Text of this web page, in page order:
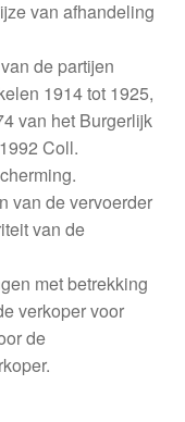
van afhandeling
de partijen
1914 tot 1925,
van het Burgerlijk
Coll.
van de vervoerder
van de
met betrekking
verkoper voor
de